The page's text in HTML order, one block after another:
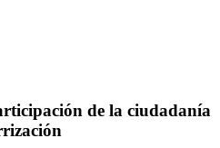
de la ciudadanía